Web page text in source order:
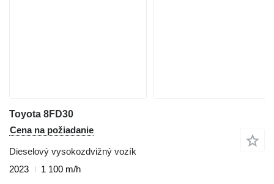
Toyota 8FD30
Cena na požiadanie
Dieselový vysokozdvižný vozík
2023
1 100 m/h